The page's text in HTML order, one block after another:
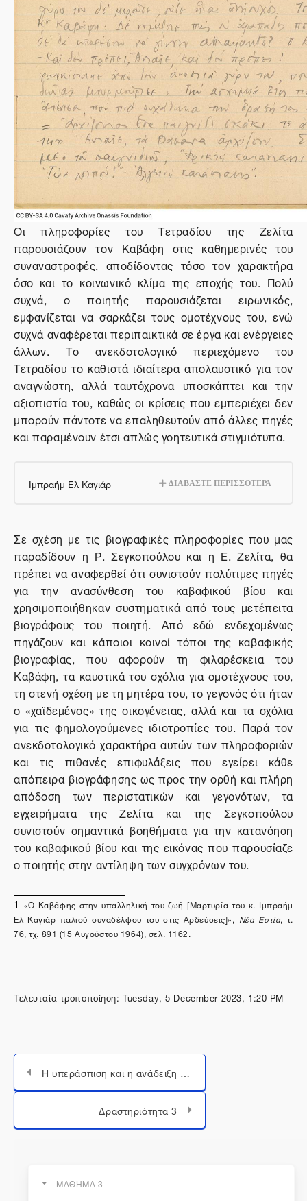
Οι πληροφορίες του Τετραδίου της Ζελίτα
παρουσιάζουν τον Καβάφη στις καθημερινές του
συναναστροφές, αποδίδοντας τόσο τον χαρακτήρα
όσο και το κοινωνικό κλίμα της εποχής του. Πολύ
συχνά, ο ποιητής παρουσιάζεται ειρωνικός,
εμφανίζεται να σαρκάζει τους ομοτέχνους του, ενώ
συχνά αναφέρεται περιπαικτικά σε έργα και ενέργειες
άλλων. Το ανεκδοτολογικό περιεχόμενο του
Τετραδίου το καθιστά ιδιαίτερα απολαυστικό για τον
αναγνώστη, αλλά ταυτόχρονα υποσκάπτει και την
αξιοπιστία του, καθώς οι κρίσεις που εμπεριέχει δεν
μπορούν πάντοτε να επαληθευτούν από άλλες πηγές
και παραμένουν έτσι απλώς γοητευτικά στιγμιότυπα.
Ιμπραήμ Ελ Καγιάρ ΔΙΑΒΑΣΤΕ ΠΕΡΙΣΣΟΤΕΡΑ
Σε σχέση με τις βιογραφικές πληροφορίες που μας
παραδίδουν η Ρ. Σεγκοπούλου και η Ε. Ζελίτα, θα
πρέπει να αναφερθεί ότι συνιστούν πολύτιμες πηγές
για την ανασύνθεση του καβαφικού βίου και
χρησιμοποιήθηκαν συστηματικά από τους μετέπειτα
βιογράφους του ποιητή. Από εδώ ενδεχομένως
πηγάζουν και κάποιοι κοινοί τόποι της καβαφικής
βιογραφίας, που αφορούν τη φιλαρέσκεια του
Καβάφη, τα καυστικά του σχόλια για ομοτέχνους του,
τη στενή σχέση με τη μητέρα του, το γεγονός ότι ήταν
ο «χαϊδεμένος» της οικογένειας, αλλά και τα σχόλια
για τις φημολογούμενες ιδιοτροπίες του. Παρά τον
ανεκδοτολογικό χαρακτήρα αυτών των πληροφοριών
και τις πιθανές επιφυλάξεις που εγείρει κάθε
απόπειρα βιογράφησης ως προς την ορθή και πλήρη
απόδοση των περιστατικών και γεγονότων, τα
εγχειρήματα της Ζελίτα και της Σεγκοπούλου
συνιστούν σημαντικά βοηθήματα για την κατανόηση
του καβαφικού βίου και της εικόνας που παρουσίαζε
ο ποιητής στην αντίληψη των συγχρόνων του.
1 «Ο Καβάφης στην υπαλληλική του ζωή [Μαρτυρία του κ. Ιμπραήμ
Ελ Καγιάρ παλιού συναδέλφου του στις Αρδεύσεις]», Νέα Εστία, τ.
76, τχ. 891 (15 Αυγούστου 1964), σελ. 1162.
Τελευταία τροποποίηση: Tuesday, 5 December 2023, 1:20 PM
Η υπεράσπιση και η ανάδειξη του καβαφικού έργου
Μεταπήδηση σε...
Δραστηριότητα 3
ΜΑΘΗΜΑ 3